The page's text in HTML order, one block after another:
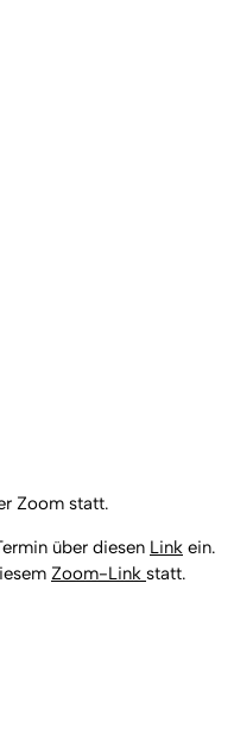
Zoom statt.
über diesen Link ein.
Zoom-Link statt.